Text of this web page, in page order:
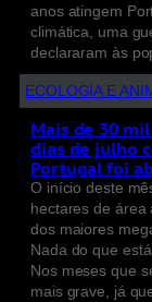
anos atingem
climática, uma
declararam às
ECOLOGIA E
Mais de 30
dias de julho
Portugal foi
O início deste
hectares de área
dos maiores
Nada do que
Nos meses que
mais grave, já